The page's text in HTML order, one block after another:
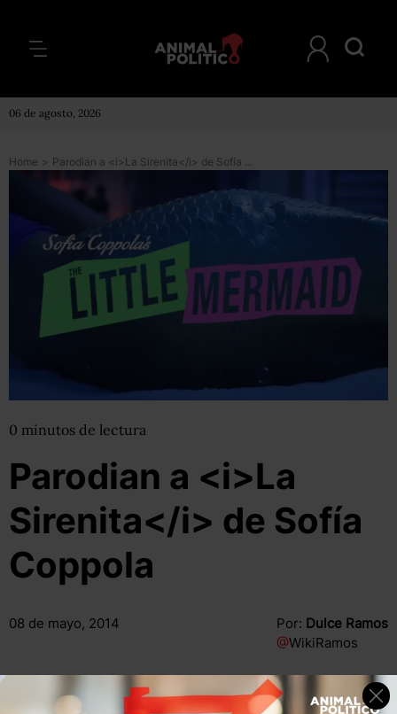
06 de agosto, 2026
Home > Parodian a <i>La Sirenita</i> de Sofía Coppola
0 minutos de lectura
Parodian a <i>La
Sirenita</i> de Sofía
Coppola
08 de mayo, 2014 Por: Dulce Ramos
@WikiRamos
Compartir Leer después